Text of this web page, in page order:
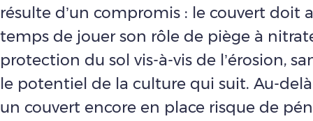
résulte d’un compromis : le couvert doit
temps de jouer son rôle de piège à
protection du sol vis-à-vis de l’érosion,
le potentiel de la culture qui suit. Au-
un couvert encore en place risque de